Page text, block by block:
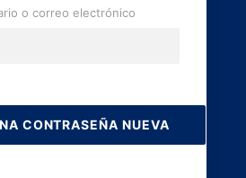
perdida
o correo electrónico